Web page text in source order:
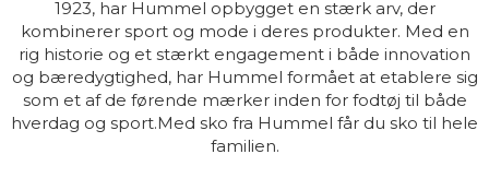
1923, har Hummel opbygget en stærk arv, der
kombinerer sport og mode i deres produkter. Med en
rig historie og et stærkt engagement i både innovation
og bæredygtighed, har Hummel formået at etablere sig
som et af de førende mærker inden for fodtøj til både
hverdag og sport.Med sko fra Hummel får du sko til hele
familien.